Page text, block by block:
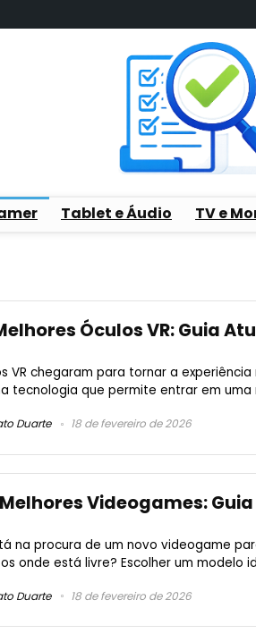
Tablet e Áudio TV e
Óculos VR: Guia
VR chegaram para tornar a
tecnologia que permite entrar em uma
Duarte 18 de fevereiro de 2026
Melhores Videogames:
na procura de um novo videogame
onde está livre? Escolher um modelo
Duarte 18 de fevereiro de 2026